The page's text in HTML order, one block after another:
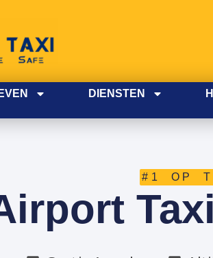
DIENSTEN
#1 OP